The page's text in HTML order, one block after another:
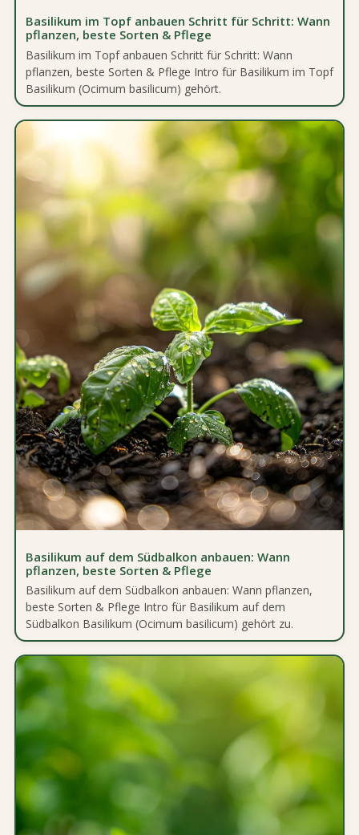
Basilikum im Topf anbauen Schritt für Schritt: Wann
pflanzen, beste Sorten & Pflege
Basilikum im Topf anbauen Schritt für Schritt: Wann
pflanzen, beste Sorten & Pflege Intro für Basilikum im Topf
Basilikum (Ocimum basilicum) gehört.
Basilikum auf dem Südbalkon anbauen: Wann
pflanzen, beste Sorten & Pflege
Basilikum auf dem Südbalkon anbauen: Wann pflanzen,
beste Sorten & Pflege Intro für Basilikum auf dem
Südbalkon Basilikum (Ocimum basilicum) gehört zu.